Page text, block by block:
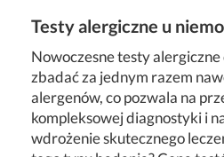
Testy alergiczne u
Nowoczesne testy
zbadać za jednym razem
alergenów, co pozwala na
kompleksowej diagnostyki i
wdrożenie skutecznego